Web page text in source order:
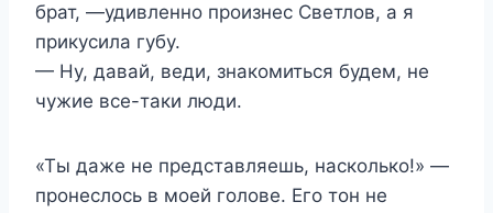
брат, —удивленно произнес Светлов, а я
прикусила губу.
— Ну, давай, веди, знакомиться будем, не
чужие все-таки люди.
«Ты даже не представляешь, насколько!» —
пронеслось в моей голове. Его тон не